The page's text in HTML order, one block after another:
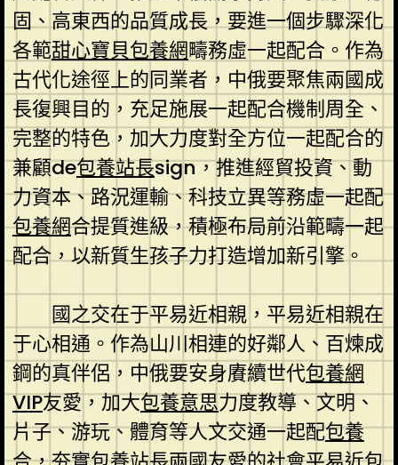
固、高東西的品質成長，要進一個步驟深化
各範甜心寶貝包養網疇務虛一起配合。作為
古代化途徑上的同業者，中俄要聚焦兩國成
長復興目的，充足施展一起配合機制周全、
完整的特色，加大力度對全方位一起配合的
兼顧de包養站長sign，推進經貿投資、動
力資本、路況運輸、科技立異等務虛一起配
包養網合提質進級，積極布局前沿範疇一起
配合，以新質生孩子力打造增加新引擎。
國之交在于平易近相親，平易近相親在
于心相通。作為山川相連的好鄰人、百煉成
鋼的真伴侶，中俄要安身賡續世代包養網
VIP友愛，加大包養意思力度教導、文明、
片子、游玩、體育等人文交通一起配包養